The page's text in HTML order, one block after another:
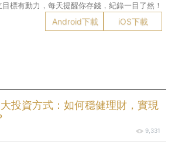
目標有動力，每天提醒你存錢，紀錄一目了然！
Android下載 iOS下載
投資方式：如何穩健理財，實現
9,331